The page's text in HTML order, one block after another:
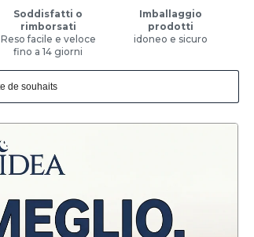
Soddisfatti o
rimborsati
Reso facile e veloce
fino a 14 giorni
Imballaggio
prodotti
idoneo e sicuro